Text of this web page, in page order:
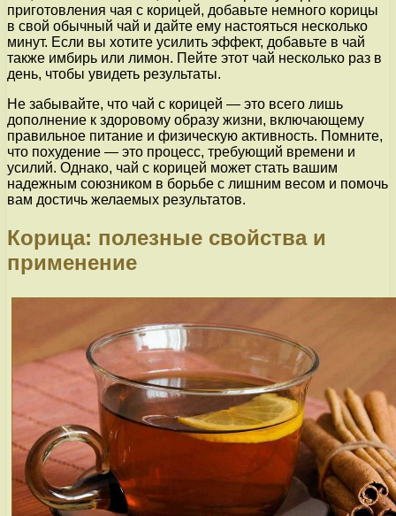
приготовления чая с корицей, добавьте немного корицы
в свой обычный чай и дайте ему настояться несколько
минут. Если вы хотите усилить эффект, добавьте в чай
также имбирь или лимон. Пейте этот чай несколько раз в
день, чтобы увидеть результаты.
Не забывайте, что чай с корицей — это всего лишь
дополнение к здоровому образу жизни, включающему
правильное питание и физическую активность. Помните,
что похудение — это процесс, требующий времени и
усилий. Однако, чай с корицей может стать вашим
надежным союзником в борьбе с лишним весом и помочь
вам достичь желаемых результатов.
Корица: полезные свойства и
применение